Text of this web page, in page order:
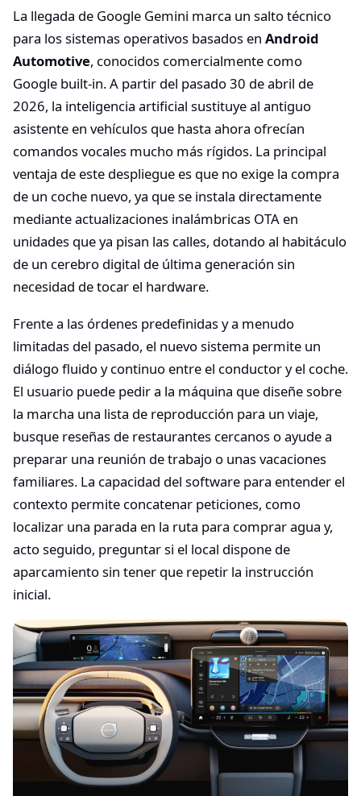
La llegada de Google Gemini marca un salto técnico
para los sistemas operativos basados en Android
Automotive, conocidos comercialmente como
Google built-in. A partir del pasado 30 de abril de
2026, la inteligencia artificial sustituye al antiguo
asistente en vehículos que hasta ahora ofrecían
comandos vocales mucho más rígidos. La principal
ventaja de este despliegue es que no exige la compra
de un coche nuevo, ya que se instala directamente
mediante actualizaciones inalámbricas OTA en
unidades que ya pisan las calles, dotando al habitáculo
de un cerebro digital de última generación sin
necesidad de tocar el hardware.
Frente a las órdenes predefinidas y a menudo
limitadas del pasado, el nuevo sistema permite un
diálogo fluido y continuo entre el conductor y el coche.
El usuario puede pedir a la máquina que diseñe sobre
la marcha una lista de reproducción para un viaje,
busque reseñas de restaurantes cercanos o ayude a
preparar una reunión de trabajo o unas vacaciones
familiares. La capacidad del software para entender el
contexto permite concatenar peticiones, como
localizar una parada en la ruta para comprar agua y,
acto seguido, preguntar si el local dispone de
aparcamiento sin tener que repetir la instrucción
inicial.